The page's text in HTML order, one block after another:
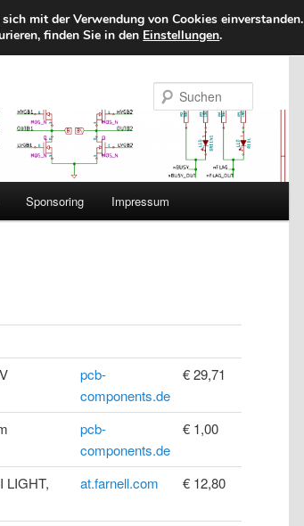
Sponsoring Impressum
pcb-
components.de
€ 29,71
pcb-
components.de
€ 1,00
LIGHT,
at.farnell.com € 12,80
mit der Verwendung von Cookies einverstanden.
finden Sie in den Einstellungen.